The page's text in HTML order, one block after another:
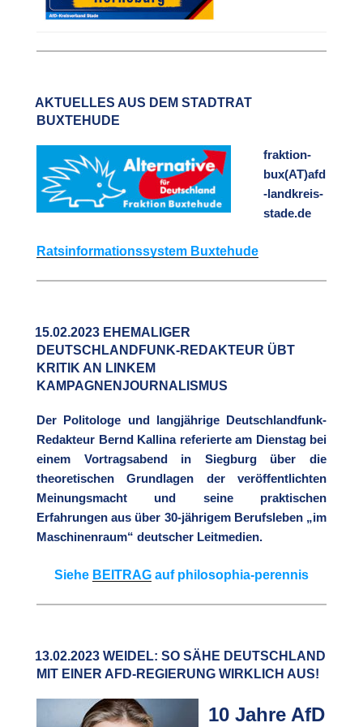
AKTUELLES AUS DEM STADTRAT
BUXTEHUDE
fraktion-
bux(AT)afd
-landkreis-
stade.de
Ratsinformationssystem Buxtehude
15.02.2023 EHEMALIGER
DEUTSCHLANDFUNK-REDAKTEUR ÜBT
KRITIK AN LINKEM
KAMPAGNENJOURNALISMUS
Der Politologe und langjährige Deutschlandfunk-
Redakteur Bernd Kallina referierte am Dienstag bei
einem Vortragsabend in Siegburg über die
theoretischen Grundlagen der veröffentlichten
Meinungsmacht und seine praktischen
Erfahrungen aus über 30-jährigem Berufsleben „im
Maschinenraum“ deutscher Leitmedien.
Siehe BEITRAG auf philosophia-perennis
13.02.2023 WEIDEL: SO SÄHE DEUTSCHLAND
MIT EINER AFD-REGIERUNG WIRKLICH AUS!
10 Jahre AfD